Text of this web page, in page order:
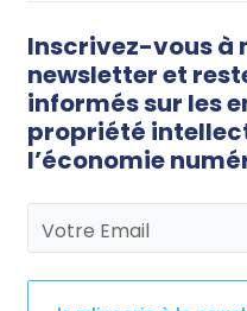
Inscrivez-vous à
newsletter et
informés sur les
propriété
l’économie
Votre Email